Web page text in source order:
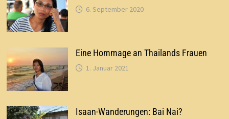
6. September 2020
Eine Hommage an Thailands Frauen
1. Januar 2021
Isaan-Wanderungen: Bai Nai?